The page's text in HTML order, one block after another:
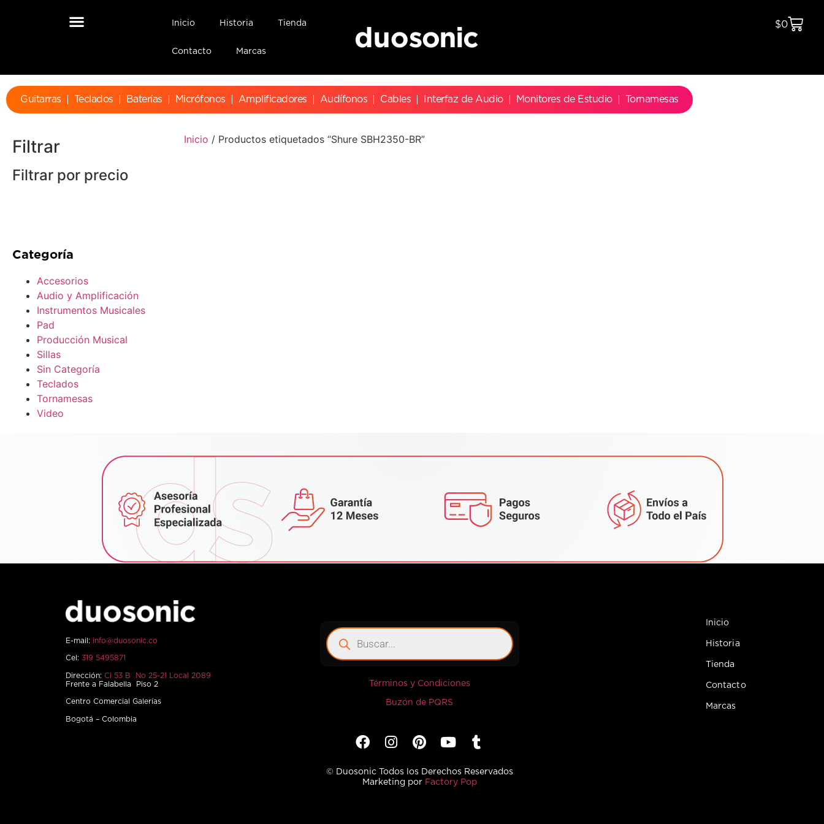
Inicio Historia Tienda
Contacto Marcas
$0
Guitarras Teclados Baterías Micrófonos Amplificadores Audífonos Cables Interfaz de Audio Monitores de Estudio Tornamesas
Filtrar
Filtrar por precio
Categoría
Accesorios
Audio y Amplificación
Instrumentos Musicales
Pad
Producción Musical
Sillas
Sin Categoría
Teclados
Tornamesas
Video
Inicio / Productos etiquetados “Shure SBH2350-BR”
E-mail: info@duosonic.co
Cel: 319 5495871
Dirección: Cl 53 B No 25-21 Local 2089
Frente a Falabella Piso 2
Centro Comercial Galerías
Bogotá – Colombia
Términos y Condiciones
Buzón de PQRS
© Duosonic Todos los Derechos Reservados
Marketing por Factory Pop
Inicio
Historia
Tienda
Contacto
Marcas